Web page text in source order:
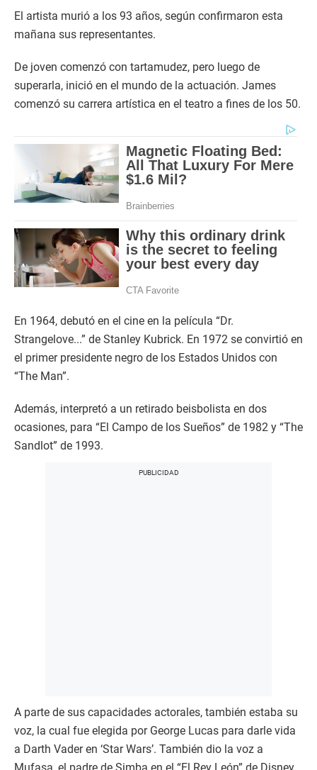
El artista murió a los 93 años, según confirmaron esta
mañana sus representantes.
De joven comenzó con tartamudez, pero luego de
superarla, inició en el mundo de la actuación. James
comenzó su carrera artística en el teatro a fines de los 50.
En 1964, debutó en el cine en la película “Dr.
Strangelove...” de Stanley Kubrick. En 1972 se convirtió en
el primer presidente negro de los Estados Unidos con
“The Man”.
Además, interpretó a un retirado beisbolista en dos
ocasiones, para “El Campo de los Sueños” de 1982 y “The
Sandlot” de 1993.
A parte de sus capacidades actorales, también estaba su
voz, la cual fue elegida por George Lucas para darle vida
a Darth Vader en ‘Star Wars’. También dio la voz a